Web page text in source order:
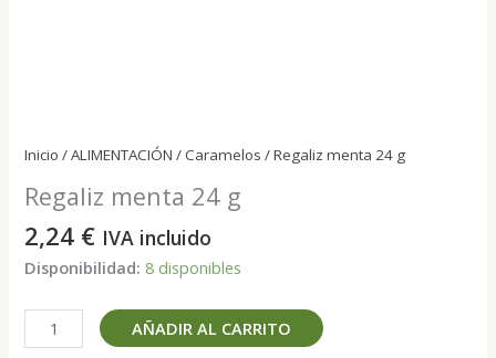
Inicio /ALIMENTACIÓN /Caramelos / Regaliz menta 24 g
Regaliz menta 24 g
2,24 € IVA incluido
Disponibilidad: 8 disponibles
Regaliz
menta
AÑADIR AL CARRITO